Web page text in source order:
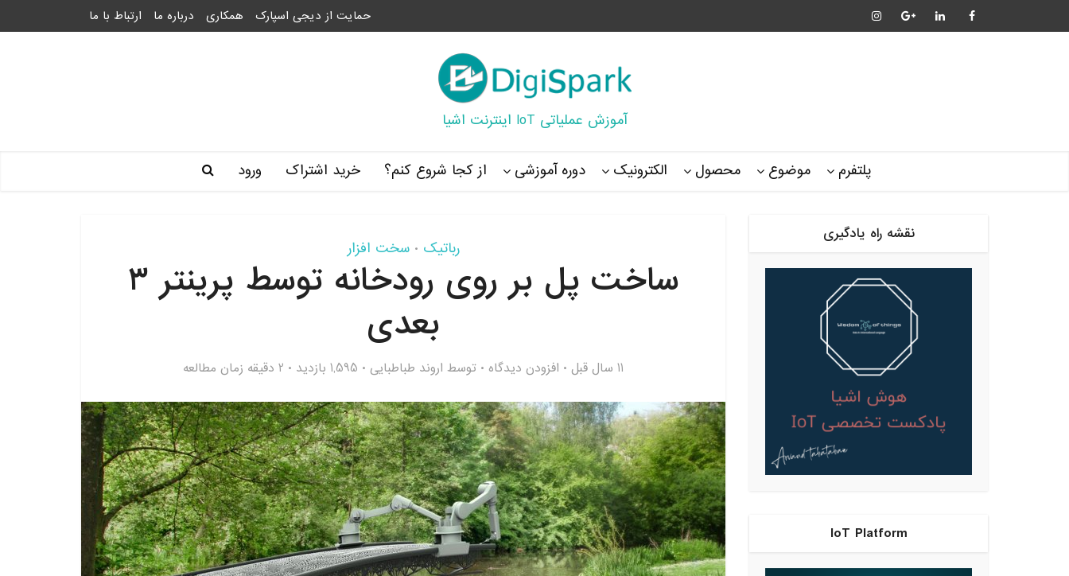
حمایت از دیجی اسپارک همکاری درباره ما ارتباط با ما
آموزش عملیاتی IoT اینترنت اشیا
پلتفرم موضوع محصول الکترونیک دوره آموزشی از کجا شروع کنم؟ خرید اشتراک ورود
رباتیک • سخت افزار
ساخت پل بر روی رودخانه توسط پرینتر ۳
بعدی
11 سال قبل افزودن دیدگاه توسط اروند طباطبایی 1,595 بازدید 2 دقیقه زمان مطالعه
نقشه راه یادگیری
IoT Platform